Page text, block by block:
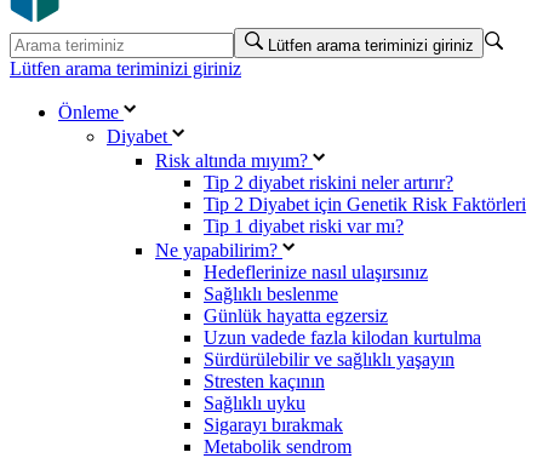
Lütfen arama teriminizi giriniz
Lütfen arama teriminizi giriniz
Önleme
Diyabet
Risk altında mıyım?
Tip 2 diyabet riskini neler artırır?
Tip 2 Diyabet için Genetik Risk Faktörleri
Tip 1 diyabet riski var mı?
Ne yapabilirim?
Hedeflerinize nasıl ulaşırsınız
Sağlıklı beslenme
Günlük hayatta egzersiz
Uzun vadede fazla kilodan kurtulma
Sürdürülebilir ve sağlıklı yaşayın
Stresten kaçının
Sağlıklı uyku
Sigarayı bırakmak
Metabolik sendrom